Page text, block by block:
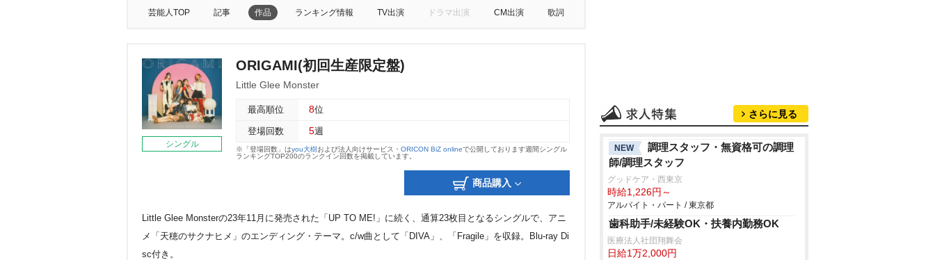
芸能人TOP 記事 作品 ランキング情報 TV出演 ドラマ出演 CM出演 歌詞
シングル
ORIGAMI(初回生産限定盤)
Little Glee Monster
最高順位 8位
登場回数 5週
※「登場回数」はyou大樹および法人向けサービス・ ORICON BiZ onlineで公開しております週間シングル
ランキングTOP200のランクイン回数を掲載しています。
商品購入
Little Glee Monsterの23年11月に発売された「UP TO ME!」に続く、通算23枚目となるシングルで、アニ
メ「天穂のサクナヒメ」のエンディング・テーマ。c/w曲として「DIVA」、「Fragile」を収録。Blu-ray Di
sc付き。
さらに見る
NEW
調理スタッフ・無資格可の調理
師/調理スタッフ
グッドケア・西東京
時給1,226円～
アルバイト・パート / 東京都
歯科助手/未経験OK・扶養内勤務OK
医療法人社団翔舞会
日給1万2,000円